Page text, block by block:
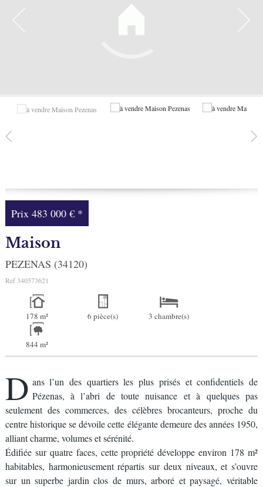
Ma sélection
Prix483 000 € *
Maison
PEZENAS (34120)
Ref 340573621
178 m² 6 pièce(s) 3 chambre(s)
844 m²
D ans l’un des quartiers les plus prisés et confidentiels de
Pézenas, à l’abri de toute nuisance et à quelques pas
seulement des commerces, des célèbres brocanteurs, proche du
centre historique se dévoile cette élégante demeure des années 1950,
alliant charme, volumes et sérénité.
Édifiée sur quatre faces, cette propriété développe environ 178 m²
habitables, harmonieusement répartis sur deux niveaux, et s’ouvre
sur un superbe jardin clos de murs, arboré et paysagé, véritable